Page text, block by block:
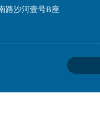
路沙河壹号B座